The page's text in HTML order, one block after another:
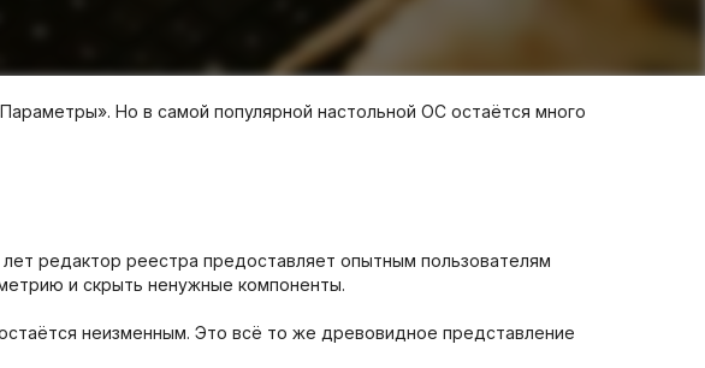
Но в самой популярной настольной ОС остаётся много
редактор реестра предоставляет опытным пользователям
и скрыть ненужные компоненты.
неизменным. Это всё то же древовидное представление